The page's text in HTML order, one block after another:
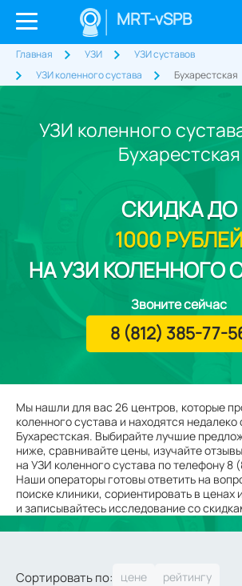
MRT-vSPB
Главная УЗИ
УЗИ суставов
УЗИ коленного сустава
Бухарестская
УЗИ коленного
Бухарестская
Мы нашли для вас 26 центров, которые
коленного сустава и находятся недалеко
Бухарестская. Выбирайте лучшие
ниже, сравнивайте цены, изучайте
на УЗИ коленного сустава по телефону 8
Наши операторы готовы ответить на
поиске клиники, сориентировать в ценах
и записывайтесь исследование со
СКИДКАДО
1000 РУБЛЕЙ
НА УЗИ КОЛЕННОГО
Звоните сейчас
8 (812) 385-77-
Сортировать по: